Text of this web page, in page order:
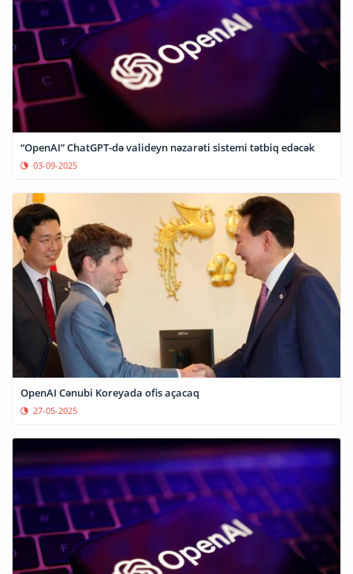
“OpenAI” ChatGPT-də valideyn nəzarəti sistemi tətbiq edəcək
03-09-2025
OpenAI Cənubi Koreyada ofis açacaq
27-05-2025